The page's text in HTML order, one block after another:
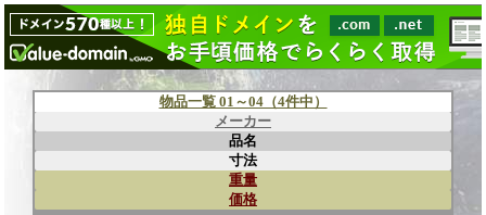
物品一覧 01～04（4件中）
メーカー
品名
寸法
重量
価格